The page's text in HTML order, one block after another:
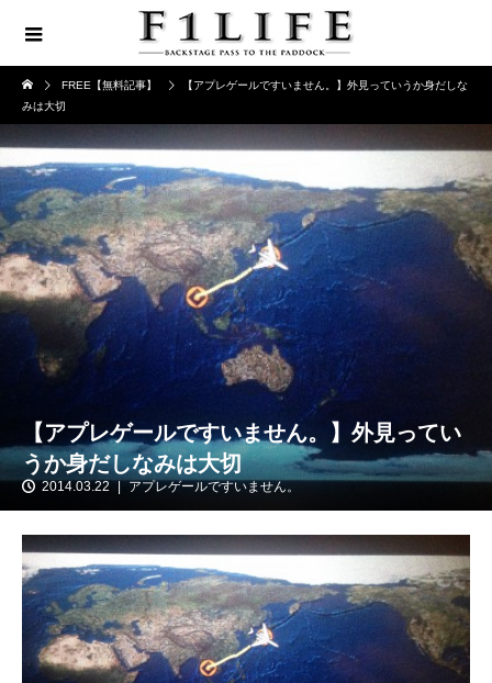
FREE【無料記事】
【アプレゲールですいません。】外見っていうか身だしな
みは大切
【アプレゲールですいません。】外見ってい
うか身だしなみは大切
2014.03.22 アプレゲールですいません。